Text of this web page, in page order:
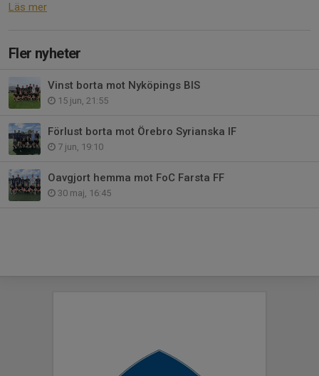
Läs mer
Fler nyheter
Vinst borta mot Nyköpings BIS
15 jun, 21:55
Förlust borta mot Örebro Syrianska IF
7 jun, 19:10
Oavgjort hemma mot FoC Farsta FF
30 maj, 16:45